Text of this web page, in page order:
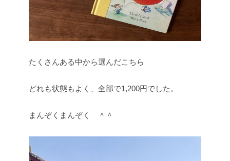
たくさんある中から選んだこちら
どれも状態もよく、全部で1,200円でした。
まんぞくまんぞく ＾＾